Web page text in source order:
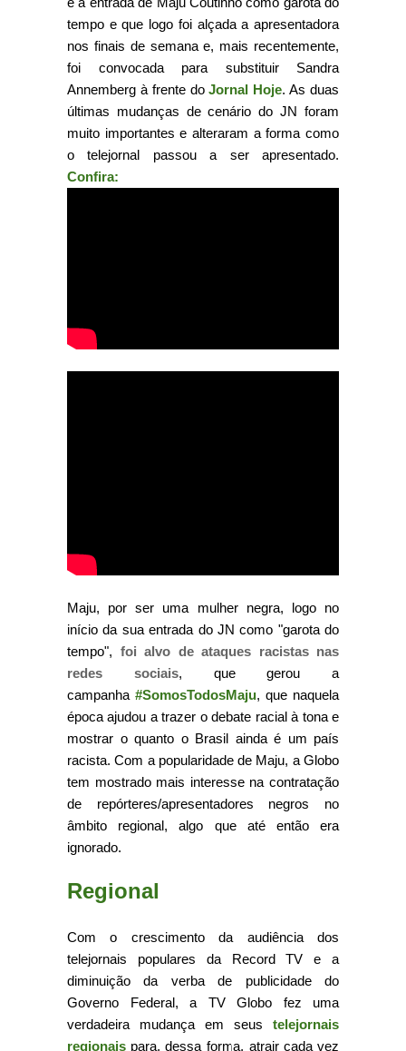
tempo e que logo foi alçada a apresentadora
nos finais de semana e, mais recentemente,
foi convocada para substituir Sandra
Annemberg à frente doJornal Hoje. As duas
últimas mudanças de cenário do JN foram
muito importantes e alteraram a forma como
o telejornal passou a ser apresentado.
Confira:
Maju, por ser uma mulher negra, logo no
início da sua entrada do JN como "garota do
tempo", foi alvo de ataques racistas nas
redes sociais, que gerou a
campanha #SomosTodosMaju, que naquela
época ajudou a trazer o debate racial à tona e
mostrar o quanto o Brasil ainda é um país
racista. Com a popularidade de Maju, a Globo
tem mostrado mais interesse na contratação
de repórteres/apresentadores negros no
âmbito regional, algo que até então era
ignorado.
Regional
Com o crescimento da audiência dos
telejornais populares da Record TV e a
diminuição da verba de publicidade do
Governo Federal, a TV Globo fez uma
verdadeira mudança em seus telejornais
regionais para, dessa forma, atrair cada vez